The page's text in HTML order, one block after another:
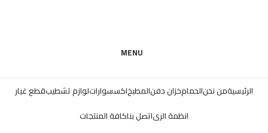
MENU
الرئيسيةمن نحنالحمامخزان دفنالمطبخاكسسواراتلوازم تشطيبقطع غيار
انظمة الرىاتصل بناكافة المنتجات